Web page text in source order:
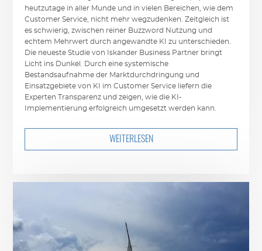
heutzutage in aller Munde und in vielen Bereichen, wie dem
Customer Service, nicht mehr wegzudenken. Zeitgleich ist
es schwierig, zwischen reiner Buzzword Nutzung und
echtem Mehrwert durch angewandte KI zu unterschieden.
Die neueste Studie von Iskander Business Partner bringt
Licht ins Dunkel. Durch eine systemische
Bestandsaufnahme der Marktdurchdringung und
Einsatzgebiete von KI im Customer Service liefern die
Experten Transparenz und zeigen, wie die KI-
Implementierung erfolgreich umgesetzt werden kann.
WEITERLESEN